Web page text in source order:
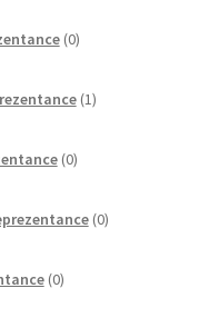
0izdelkov
1izdelek
0izdelkov
0izdelkov
0izdelkov